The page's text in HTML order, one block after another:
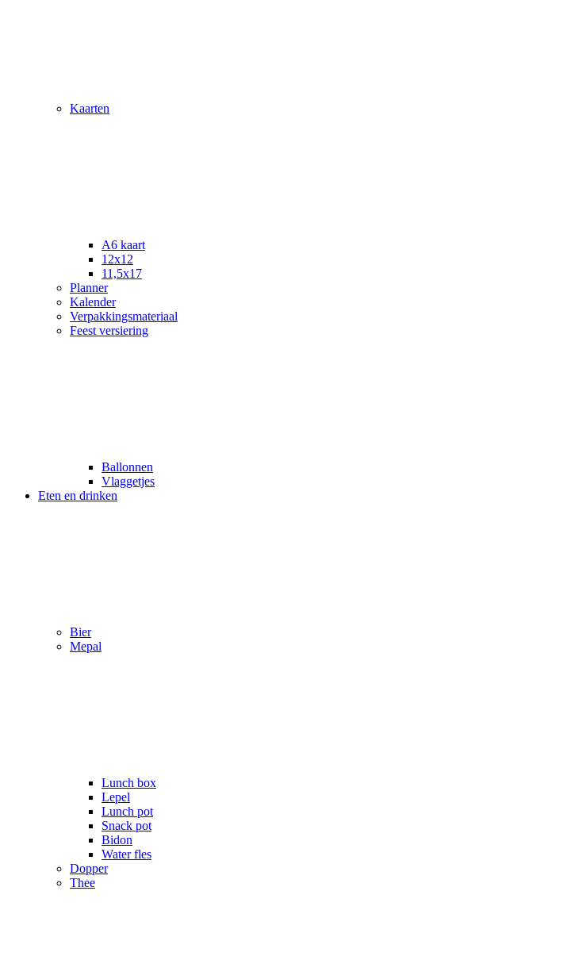
Kaarten
A6 kaart
12x12
11,5x17
Planner
Kalender
Verpakkingsmateriaal
Feest versiering
Ballonnen
Vlaggetjes
Eten en drinken
Bier
Mepal
Lunch box
Lepel
Lunch pot
Snack pot
Bidon
Water fles
Dopper
Thee